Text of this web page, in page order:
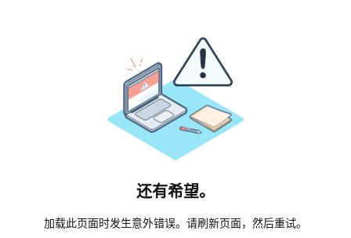
还有希望。
加载此页面时发生意外错误。请刷新页面，然后重试。